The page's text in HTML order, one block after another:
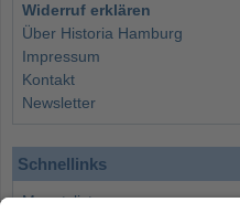
Widerruf erklären
Über Historia Hamburg
Impressum
Kontakt
Newsletter
Schnellinks
Monatsliste